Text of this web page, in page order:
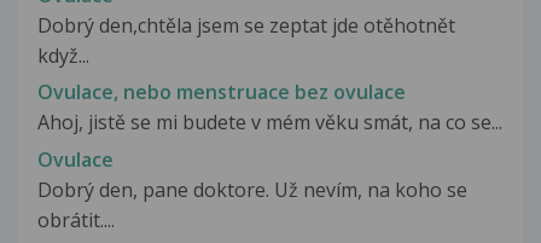
Dobrý den,chtěla jsem se zeptat jde otěhotnět
když...
Ovulace, nebo menstruace bez ovulace
Ahoj, jistě se mi budete v mém věku smát, na co se...
Ovulace
Dobrý den, pane doktore. Už nevím, na koho se
obrátit....